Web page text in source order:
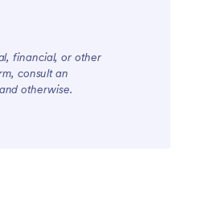
financial, or other
consult an
otherwise.